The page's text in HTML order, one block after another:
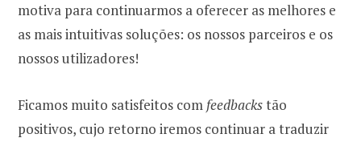
motiva para continuarmos a oferecer as melhores e
as mais intuitivas soluções: os nossos parceiros e os
nossos utilizadores!
Ficamos muito satisfeitos com feedbackstão
positivos, cujo retorno iremos continuar a traduzir